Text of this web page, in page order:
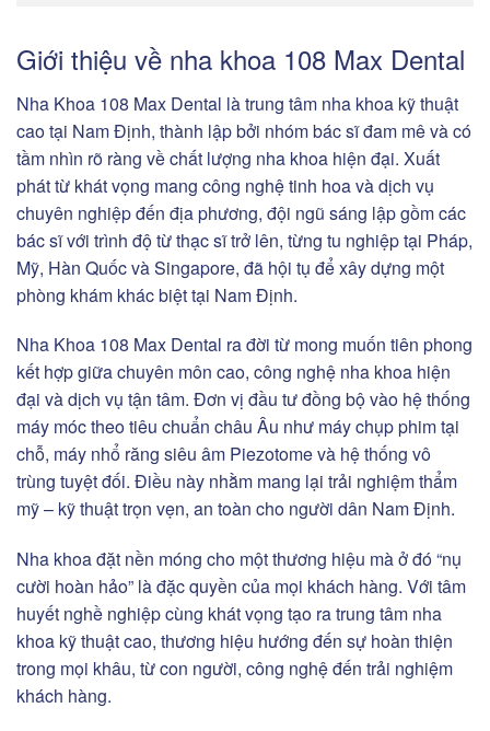
Giới thiệu về nha khoa 108 Max Dental
Nha Khoa 108 Max Dental là trung tâm nha khoa kỹ thuật
cao tại Nam Định, thành lập bởi nhóm bác sĩ đam mê và có
tầm nhìn rõ ràng về chất lượng nha khoa hiện đại. Xuất
phát từ khát vọng mang công nghệ tinh hoa và dịch vụ
chuyên nghiệp đến địa phương, đội ngũ sáng lập gồm các
bác sĩ với trình độ từ thạc sĩ trở lên, từng tu nghiệp tại Pháp,
Mỹ, Hàn Quốc và Singapore, đã hội tụ để xây dựng một
phòng khám khác biệt tại Nam Định.
Nha Khoa 108 Max Dental ra đời từ mong muốn tiên phong
kết hợp giữa chuyên môn cao, công nghệ nha khoa hiện
đại và dịch vụ tận tâm. Đơn vị đầu tư đồng bộ vào hệ thống
máy móc theo tiêu chuẩn châu Âu như máy chụp phim tại
chỗ, máy nhổ răng siêu âm Piezotome và hệ thống vô
trùng tuyệt đối. Điều này nhằm mang lại trải nghiệm thẩm
mỹ – kỹ thuật trọn vẹn, an toàn cho người dân Nam Định.
Nha khoa đặt nền móng cho một thương hiệu mà ở đó “nụ
cười hoàn hảo” là đặc quyền của mọi khách hàng. Với tâm
huyết nghề nghiệp cùng khát vọng tạo ra trung tâm nha
khoa kỹ thuật cao, thương hiệu hướng đến sự hoàn thiện
trong mọi khâu, từ con người, công nghệ đến trải nghiệm
khách hàng.